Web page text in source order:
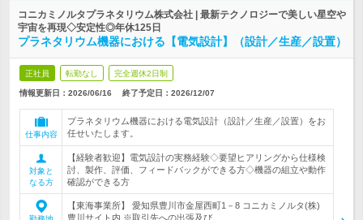
コニカミノルタプラネタリウム株式会社 | 最新テクノロジーで美しい星空や
宇宙を再現◇安定性◎年休125日
プラネタリウム機器における【電気設計】（設計／生産／設置）
正社員 転勤なし 完全週休2日制
情報更新日：2026/06/16 終了予定日： 2026/12/07
仕事内容
プラネタリウム機器における電気設計（設計／生産／設置）をお
任せいたします。
対象と
なる方
【経験者歓迎】電気設計の実務経験◇要望ヒアリングから仕様検
討、製作、評価、フィードバックができる方◇機器の組立や動作
確認ができる方
【東海事業所】 愛知県豊川市金屋西町1－8 コニカミノルタ(株)
豊川サイト内 ※取引先への出張及び…